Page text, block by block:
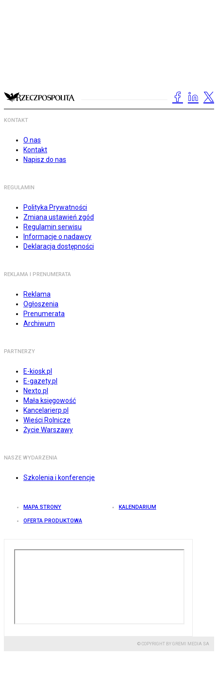
KONTAKT
O nas
Kontakt
Napisz do nas
REGULAMIN
Polityka Prywatności
Zmiana ustawień zgód
Regulamin serwisu
Informacje o nadawcy
Deklaracja dostępności
REKLAMA I PRENUMERATA
Reklama
Ogłoszenia
Prenumerata
Archiwum
PARTNERZY
E-kiosk.pl
E-gazety.pl
Nexto.pl
Mała księgowość
Kancelarierp.pl
Wieści Rolnicze
Życie Warszawy
NASZE WYDARZENIA
Szkolenia i konferencje
MAPA STRONY KALENDARIUM
OFERTA PRODUKTOWA
© COPYRIGHT BY GREMI MEDIA SA